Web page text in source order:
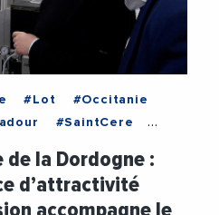
#Lot
#Occitanie
#SaintCere
#Emploi
#Industrie
de la Dordogne :
d’attractivité